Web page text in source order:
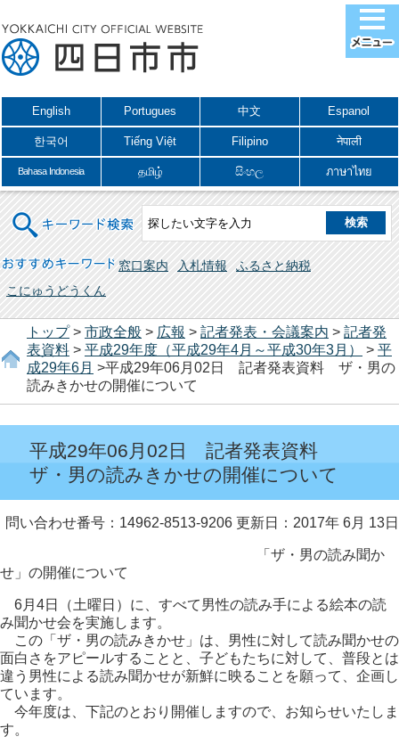
English Portugues 中文 Espanol
한국어 Tiếng Việt Filipino नेपाली
Bahasa Indonesia தமிழ் සිංහල ภาษาไทย
キーワード検索
おすすめキーワード 窓口案内 入札情報
ふるさと納税
こにゅうどうくん
トップ> 市政全般 > 広報 > 記者発表・会議案内 > 記者発
表資料 > 平成29年度（平成29年4月～平成30年3月） > 平
成29年6月 >平成29年06月02日 記者発表資料 ザ・男の
読みきかせの開催について
平成29年06月02日 記者発表資料
ザ・男の読みきかせの開催について
問い合わせ番号：14962-8513-9206 更新日：2017年 6月 13日
「ザ・男の読み聞か
せ」の開催について
6月4日（土曜日）に、すべて男性の読み手による絵本の読
み聞かせ会を実施します。
この「ザ・男の読みきかせ」は、男性に対して読み聞かせの
面白さをアピールすることと、子どもたちに対して、普段とは
違う男性による読み聞かせが新鮮に映ることを願って、企画し
ています。
今年度は、下記のとおり開催しますので、お知らせいたしま
す。